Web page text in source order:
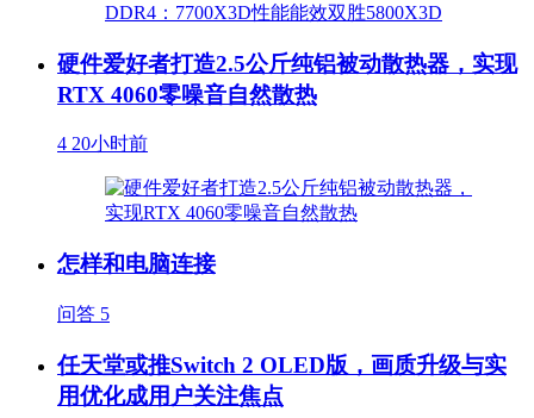
硬件爱好者打造2.5公斤纯铝被动散热器，实现
RTX 4060零噪音自然散热
4 20小时前
怎样和电脑连接
问答 5
任天堂或推Switch 2 OLED版，画质升级与实
用优化成用户关注焦点